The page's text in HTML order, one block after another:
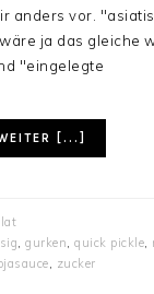
anders vor.
ja das gleiche
"eingelegte
[...]
,gurken,quick pickle,
, zucker